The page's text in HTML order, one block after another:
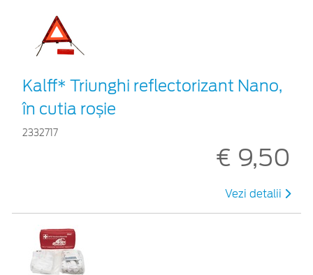
Kalff* Triunghi reflectorizant Nano,
în cutia roșie
2332717
€ 9,50
Vezi detalii